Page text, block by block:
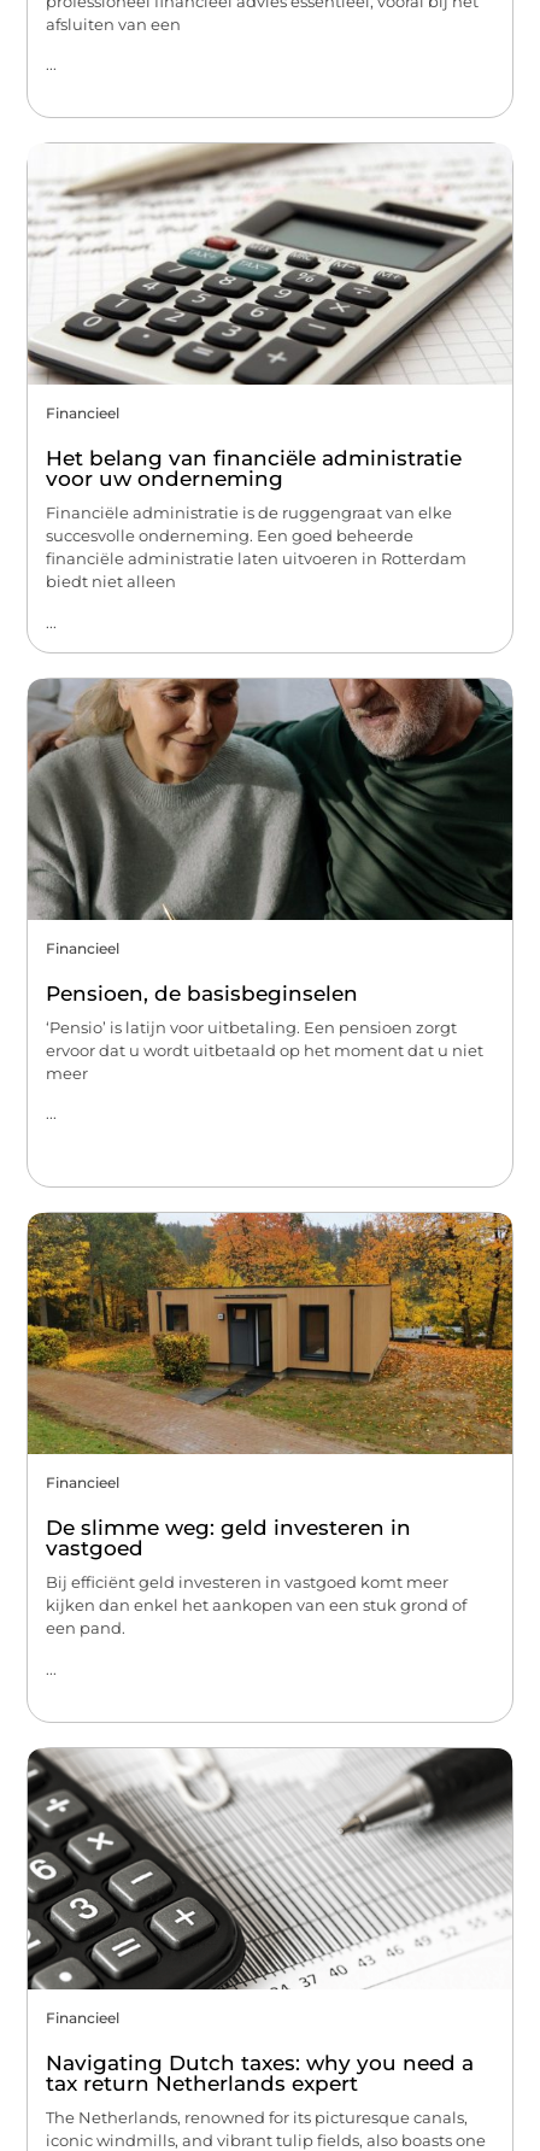
afsluiten van een
...
Financieel
Het belang van financiële administratie
voor uw onderneming
Financiële administratie is de ruggengraat van elke
succesvolle onderneming. Een goed beheerde
financiële administratie laten uitvoeren in Rotterdam
biedt niet alleen
...
Financieel
Pensioen, de basisbeginselen
‘Pensio’ is latijn voor uitbetaling. Een pensioen zorgt
ervoor dat u wordt uitbetaald op het moment dat u niet
meer
...
Financieel
De slimme weg: geld investeren in
vastgoed
Bij efficiënt geld investeren in vastgoed komt meer
kijken dan enkel het aankopen van een stuk grond of
een pand.
...
Financieel
Navigating Dutch taxes: why you need a
tax return Netherlands expert
The Netherlands, renowned for its picturesque canals,
iconic windmills, and vibrant tulip fields, also boasts one